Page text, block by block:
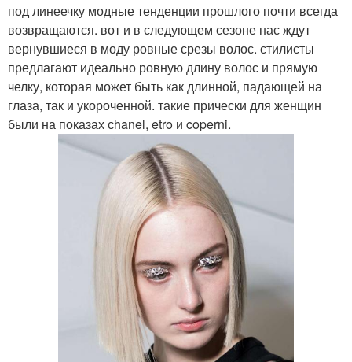
под линеечку модные тенденции прошлого почти всегда
возвращаются. вот и в следующем сезоне нас ждут
вернувшиеся в моду ровные срезы волос. стилисты
предлагают идеально ровную длину волос и прямую
челку, которая может быть как длинной, падающей на
глаза, так и укороченной. такие прически для женщин
были на показах сhanel, etro и coperni.